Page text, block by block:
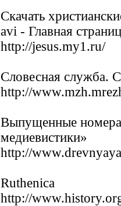
Скачать
avi - Главная
http://jesus.my1.ru/
Словесная служба.
http://
Выпущенные
медиевистики»
http://
Ruthenica
http://